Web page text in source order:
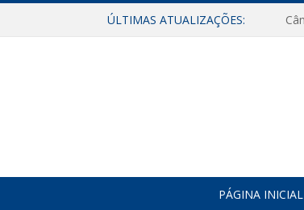
ÚLTIMAS ATUALIZAÇÕES:
PÁGINA INICIAL